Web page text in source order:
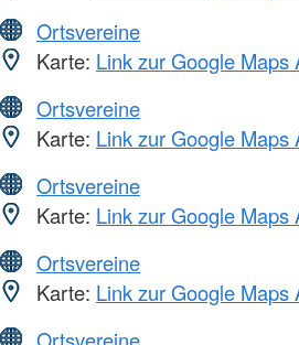
Ortsvereine
Karte: Link zur Google Maps
Ortsvereine
Karte: Link zur Google Maps
Ortsvereine
Karte: Link zur Google Maps
Ortsvereine
Karte: Link zur Google Maps